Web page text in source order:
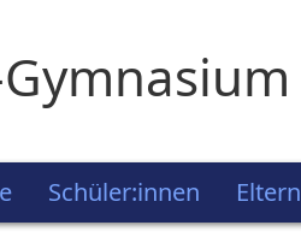
Schüler:innen Eltern